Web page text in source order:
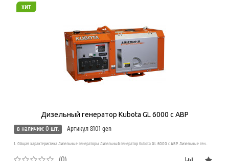
хит
Дизельный генератор Kubota GL 6000 с АВР
в наличии: 0 шт.
Артикул 8101 gen
1. Общая характеристика Дизельные генераторы Дизельный генератор Kubota GL 6000 с АВР. Дизельные ген..